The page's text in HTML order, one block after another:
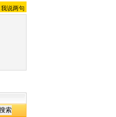
我说两句